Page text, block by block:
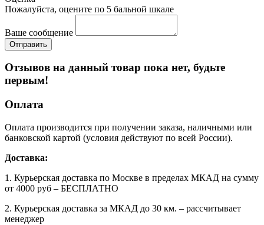
Пожалуйста, оцените по 5 бальной шкале
Ваше сообщение
Отзывов на данный товар пока нет, будьте
первым!
Оплата
Оплата производится при получении заказа, наличными или
банковской картой (условия действуют по всей России).
Доставка:
1. Курьерская доставка по Москве в пределах МКАД на сумму
от 4000 руб – БЕСПЛАТНО
2. Курьерская доставка за МКАД до 30 км. – рассчитывает
менеджер